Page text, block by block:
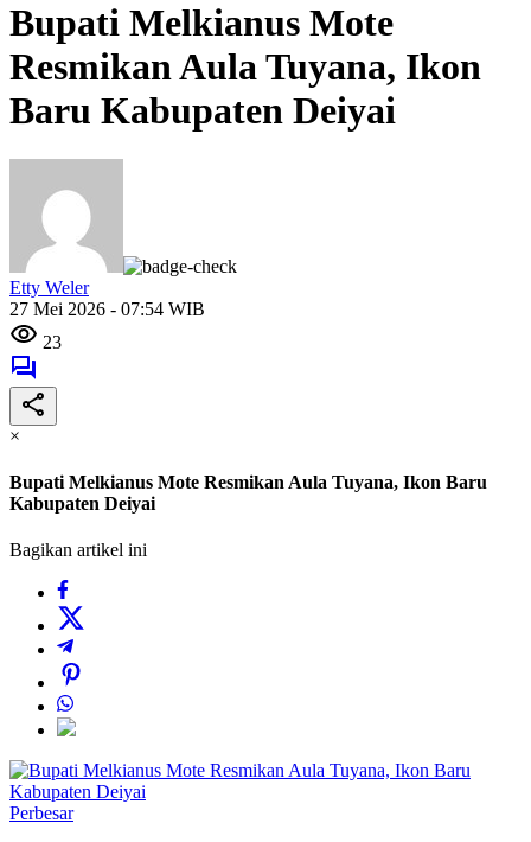
Bupati Melkianus Mote
Resmikan Aula Tuyana, Ikon
Baru Kabupaten Deiyai
Etty Weler
27 Mei 2026 - 07:54 WIB
23
×
Bupati Melkianus Mote Resmikan Aula Tuyana, Ikon Baru
Kabupaten Deiyai
Bagikan artikel ini
Perbesar